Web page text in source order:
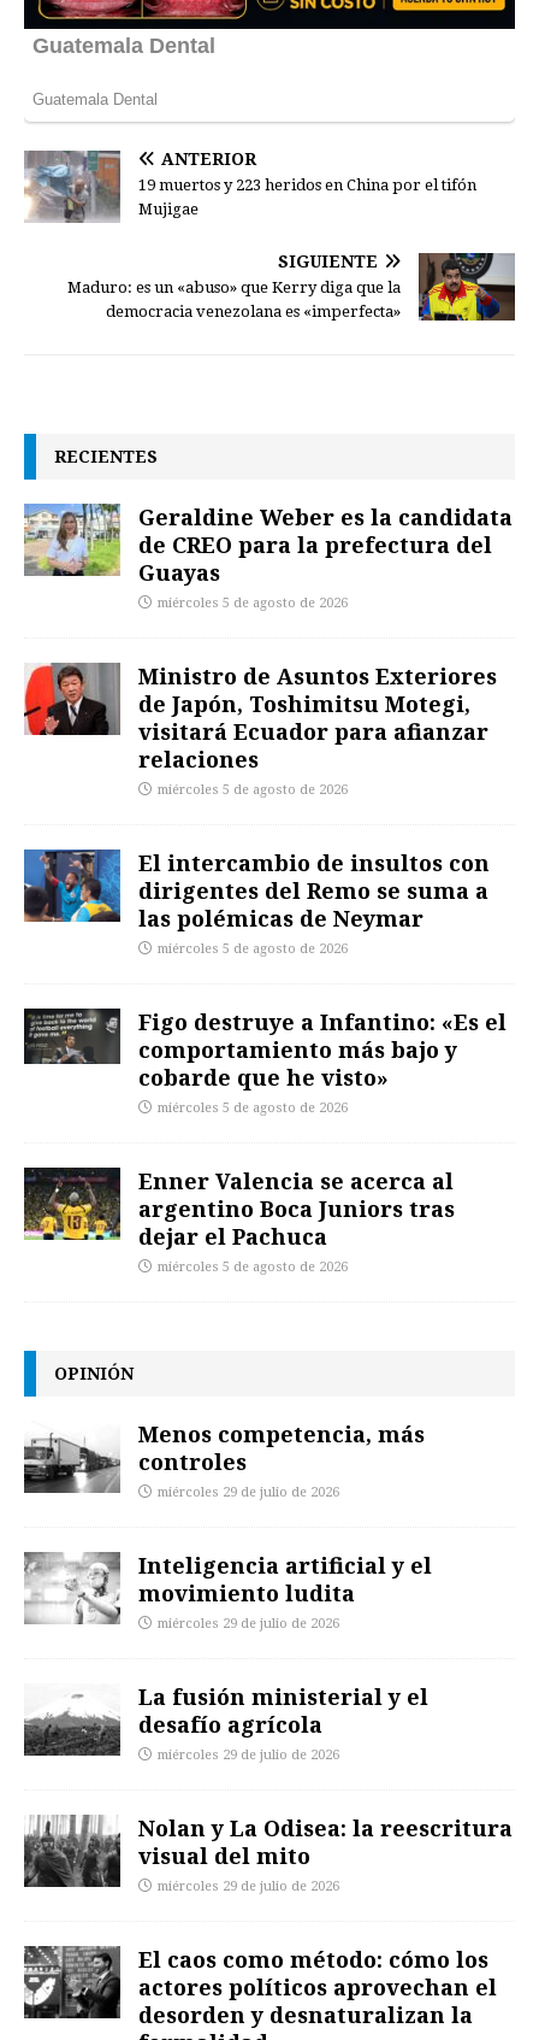
ANTERIOR
19 muertos y 223 heridos en China por el tifón
Mujigae
SIGUIENTE
Maduro: es un «abuso» que Kerry diga que la
democracia venezolana es «imperfecta»
RECIENTES
Geraldine Weber es la candidata
de CREO para la prefectura del
Guayas
miércoles 5 de agosto de 2026
Ministro de Asuntos Exteriores
de Japón, Toshimitsu Motegi,
visitará Ecuador para afianzar
relaciones
miércoles 5 de agosto de 2026
El intercambio de insultos con
dirigentes del Remo se suma a
las polémicas de Neymar
miércoles 5 de agosto de 2026
Figo destruye a Infantino: «Es el
comportamiento más bajo y
cobarde que he visto»
miércoles 5 de agosto de 2026
Enner Valencia se acerca al
argentino Boca Juniors tras
dejar el Pachuca
miércoles 5 de agosto de 2026
OPINIÓN
Menos competencia, más
controles
miércoles 29 de julio de 2026
Inteligencia artificial y el
movimiento ludita
miércoles 29 de julio de 2026
La fusión ministerial y el
desafío agrícola
miércoles 29 de julio de 2026
Nolan y La Odisea: la reescritura
visual del mito
miércoles 29 de julio de 2026
El caos como método: cómo los
actores políticos aprovechan el
desorden y desnaturalizan la